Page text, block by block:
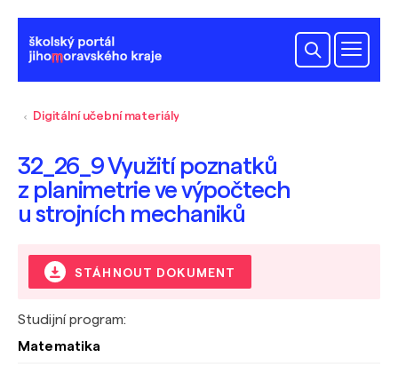
Digitální učební materiály
32_26_9 Využití poznatků
z planimetrie ve výpočtech
u strojních mechaniků
STÁHNOUT DOKUMENT
Studijní program:
Matematika